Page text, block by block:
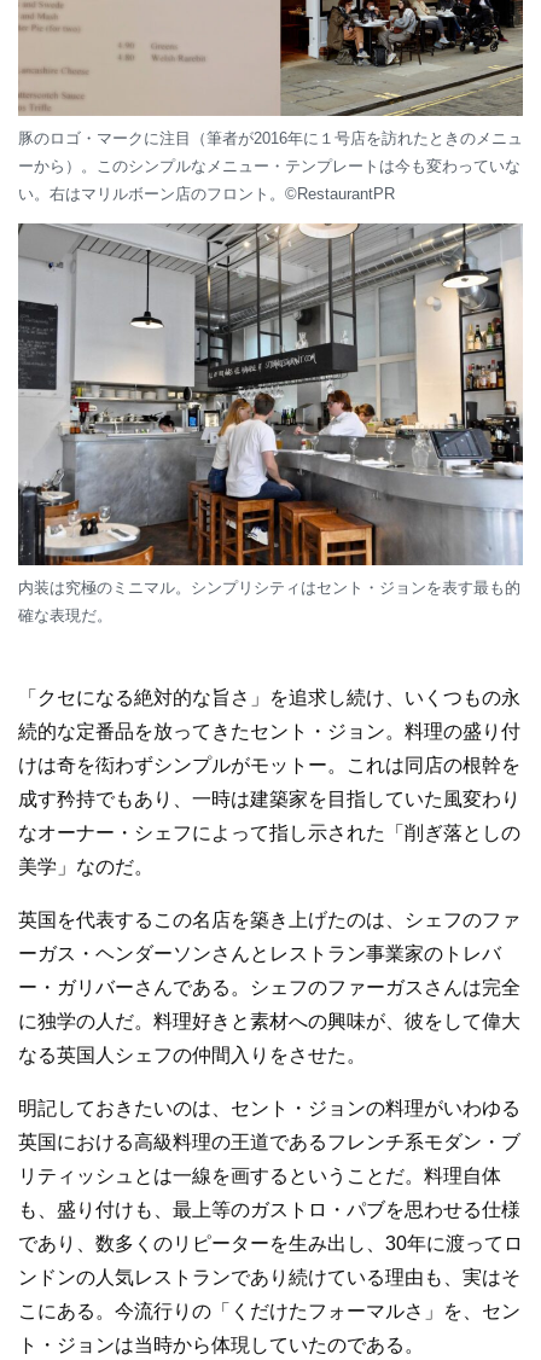
豚のロゴ・マークに注目（筆者が2016年に１号店を訪れたときのメニュ
ーから）。このシンプルなメニュー・テンプレートは今も変わっていな
い。右はマリルボーン店のフロント。©RestaurantPR
内装は究極のミニマル。シンプリシティはセント・ジョンを表す最も的
確な表現だ。
「クセになる絶対的な旨さ」を追求し続け、いくつもの永
続的な定番品を放ってきたセント・ジョン。料理の盛り付
けは奇を衒わずシンプルがモットー。これは同店の根幹を
成す矜持でもあり、一時は建築家を目指していた風変わり
なオーナー・シェフによって指し示された「削ぎ落としの
美学」なのだ。
英国を代表するこの名店を築き上げたのは、シェフのファ
ーガス・ヘンダーソンさんとレストラン事業家のトレバ
ー・ガリバーさんである。シェフのファーガスさんは完全
に独学の人だ。料理好きと素材への興味が、彼をして偉大
なる英国人シェフの仲間入りをさせた。
明記しておきたいのは、セント・ジョンの料理がいわゆる
英国における高級料理の王道であるフレンチ系モダン・ブ
リティッシュとは一線を画するということだ。料理自体
も、盛り付けも、最上等のガストロ・パブを思わせる仕様
であり、数多くのリピーターを生み出し、30年に渡ってロ
ンドンの人気レストランであり続けている理由も、実はそ
こにある。今流行りの「くだけたフォーマルさ」を、セン
ト・ジョンは当時から体現していたのである。